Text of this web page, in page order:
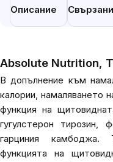
Описание
Absolute Nutrition,
В допълнение към
калории, намаляването
функция на
гугулстерон тирозин,
гарциния камбоджа.
функцията на